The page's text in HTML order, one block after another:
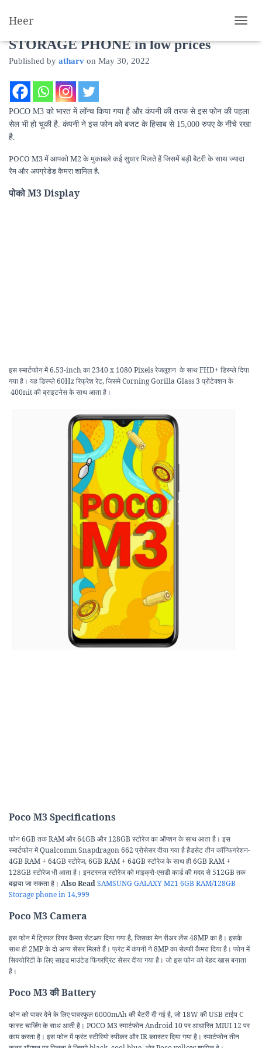
Heer
O
A
I
T
POCO M3 6GB RAM 128GB
STORAGE PHONE in low prices
Published by atharv on May 30, 2022
POCO M3 को भारत में लॉन्च किया गया है और कंपनी की तरफ से इस फोन की पहला
सेल भी हो चुकी है. कंपनी ने इस फोन को बजट के हिसाब से 15,000 रुपए के नीचे रखा
है.
POCO M3 में आपको M2 के मुकाबले कई सुधार मिलते हैं जिसमें बड़ी बैटरी के साथ ज्यादा
रैम और अपग्रेडेड कैमरा शामिल है.
पोकोM3 Display
इस स्मार्टफोन में 6.53-inch का 2340 x 1080 Pixels रेजलूशन के साथ FHD+ डिस्प्ले दिया
गया है। यह डिस्प्ले 60Hz रिफ्रेश रेट, जिसमे Corning Gorilla Glass 3 प्रोटेक्शन के
400nit की ब्राइटनेस के साथ आता है।
Poco M3 Specifications
फोन 6GB तक RAM और 64GB और 128GB स्टोरेज का ऑप्शन के साथ आता है। इस
स्मार्टफोन में Qualcomm Snapdragon 662 प्रोसेसर दीया गया है हैडसेट तीन कॉन्फिगरेशन-
4GB RAM + 64GB स्टोरेज, 6GB RAM + 64GB स्टोरेज के साथ ही 6GB RAM +
128GB स्टोरेज भी आता है। इनटरनल स्टोरेज को माइक्रो-एसडी कार्ड की मदद से 512GB तक
बढ़ाया जा सकता है। Also ReadSAMSUNG GALAXY M21 6GB RAM/128GB
Storage phone in 14,999
Poco M3 Camera
इस फोन में ट्रिपल रियर कैमरा सेटअप दिया गया है, जिसका मेन रीअर लेंस 48MP का है। इसके
साथ ही 2MP के दो अन्य सेंसर मिलते हैं। फ्रंट में कंपनी ने 8MP का सेल्फी कैमरा दिया है। फोन में
सिक्योरिटी के लिए साइड माउंटेड फिंगरप्रिंट सेंसर दीया गया है। जो इस फोन को बेहद खास बनाता
है।
Poco M3 की Battery
फोन को पावर देने के लिए पावरफुल 6000mAh की बैटरी दी गई है, जो 18W की USB टाईप C
फास्ट चार्जिंग के साथ आती है। POCO M3 स्मार्टफोन Android 10 पर आधारित MIUI 12 पर
काम करता है। इस फोन में फ्रंट स्टीरियो स्पीकर और IR ब्लास्टर दिया गया है। स्मार्टफोन तीन